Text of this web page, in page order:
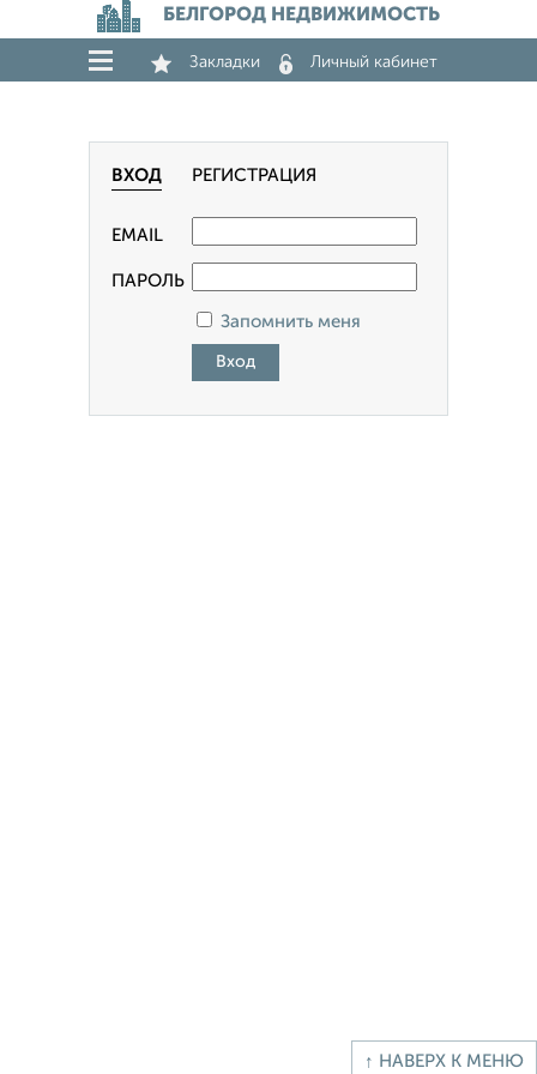
БЕЛГОРОД НЕДВИЖИМОСТЬ
Закладки Личный кабинет
ВХОД РЕГИСТРАЦИЯ
EMAIL
ПАРОЛЬ
Запомнить меня
↑ НАВЕРХ К МЕНЮ